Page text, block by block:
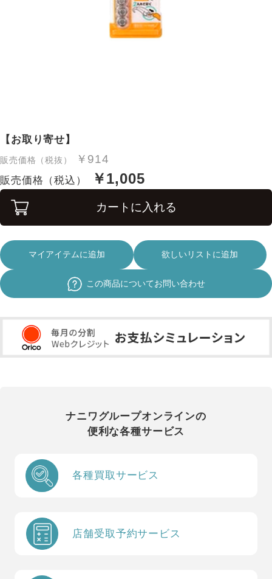
【お取り寄せ】
販売価格（税抜） ￥914
販売価格（税込） ￥1,005
カートに入れる
マイアイテムに追加 欲しいリストに追加
この商品についてお問い合わせ
ナニワグループオンラインの
便利な各種サービス
各種買取サービス
店舗受取予約サービス